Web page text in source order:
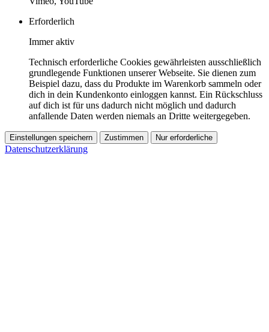
Erforderlich
Immer aktiv
Technisch erforderliche Cookies gewährleisten ausschließlich
grundlegende Funktionen unserer Webseite. Sie dienen zum
Beispiel dazu, dass du Produkte im Warenkorb sammeln oder
dich in dein Kundenkonto einloggen kannst. Ein Rückschluss
auf dich ist für uns dadurch nicht möglich und dadurch
anfallende Daten werden niemals an Dritte weitergegeben.
Einstellungen speichern Zustimmen Nur erforderliche
Datenschutzerklärung